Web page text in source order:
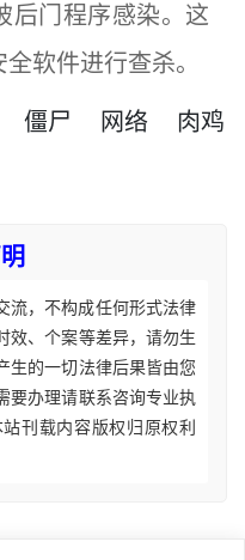
后门程序感染。这
软件进行查杀。
僵尸 网络
肉鸡
流，不构成任何形式法律
效、个案等差异，请勿生
生的一切法律后果皆由您
要办理请联系咨询专业执
刊载内容版权归原权利